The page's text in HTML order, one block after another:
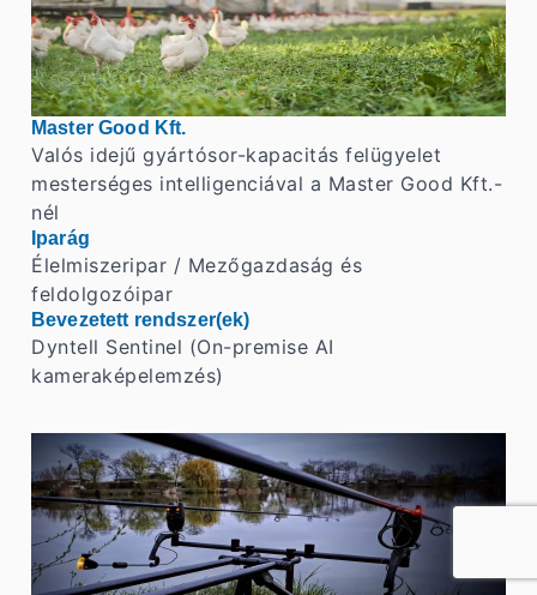
Master Good Kft.
Valós idejű gyártósor-kapacitás felügyelet
mesterséges intelligenciával a Master Good Kft.-
nél
Iparág
Élelmiszeripar / Mezőgazdaság és
feldolgozóipar
Bevezetett rendszer(ek)
Dyntell Sentinel (On-premise AI
kameraképelemzés)